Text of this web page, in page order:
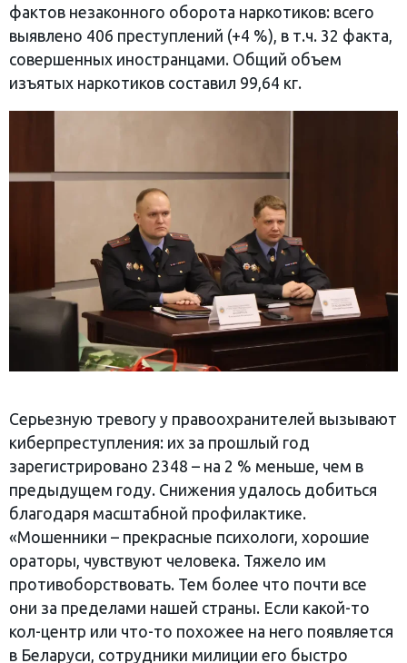
фактов незаконного оборота наркотиков: всего
выявлено 406 преступлений (+4 %), в т.ч. 32 факта,
совершенных иностранцами. Общий объем
изъятых наркотиков составил 99,64 кг.
Серьезную тревогу у правоохранителей вызывают
киберпреступления: их за прошлый год
зарегистрировано 2348 – на 2 % меньше, чем в
предыдущем году. Снижения удалось добиться
благодаря масштабной профилактике.
«Мошенники – прекрасные психологи, хорошие
ораторы, чувствуют человека. Тяжело им
противоборствовать. Тем более что почти все
они за пределами нашей страны. Если какой-то
кол-центр или что-то похожее на него появляется
в Беларуси, сотрудники милиции его быстро